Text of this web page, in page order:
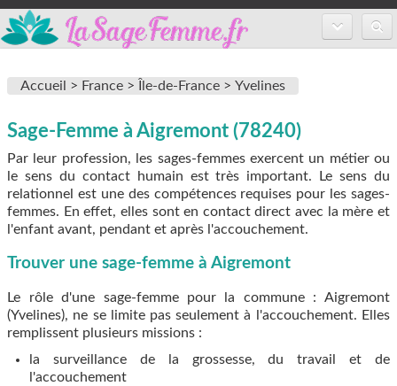
Inscription
FAQ
Accueil > France > Île-de-France > Yvelines
Sage-Femme à Aigremont (78240)
Par leur profession, les sages-femmes exercent un métier ou
le sens du contact humain est très important. Le sens du
relationnel est une des compétences requises pour les sages-
femmes. En effet, elles sont en contact direct avec la mère et
l'enfant avant, pendant et après l'accouchement.
Trouver une sage-femme à Aigremont
Le rôle d'une sage-femme pour la commune : Aigremont
(Yvelines), ne se limite pas seulement à l'accouchement. Elles
remplissent plusieurs missions :
la surveillance de la grossesse, du travail et de
l'accouchement